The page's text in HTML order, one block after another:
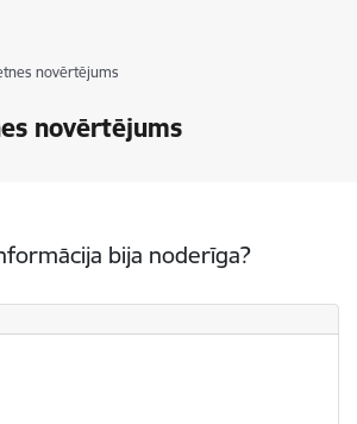
novērtējums
novērtējums
bija noderīga?
bija noderīga?